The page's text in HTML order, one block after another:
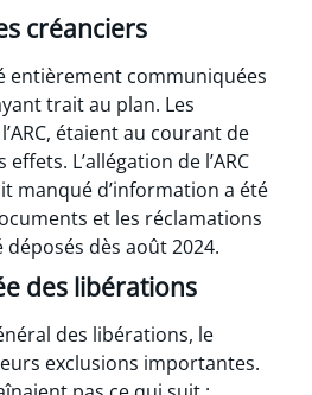
créanciers
entièrement communiquées
trait au plan. Les
étaient au courant de
L’allégation de l’ARC
manqué d’information a été
et les réclamations
dès août 2024.
des libérations
des libérations, le
exclusions importantes.